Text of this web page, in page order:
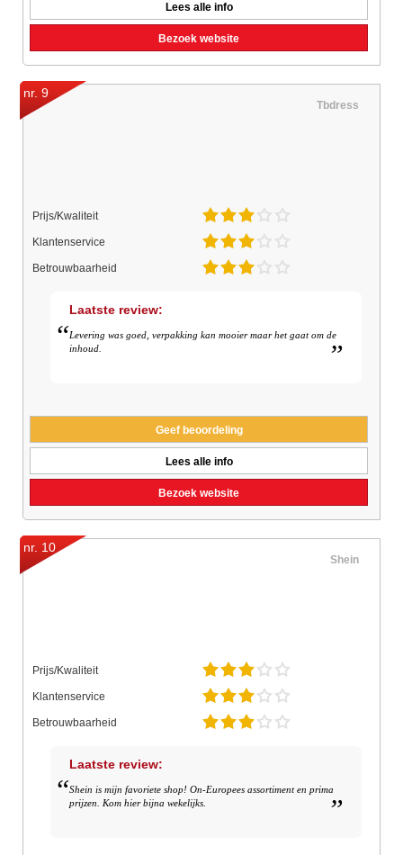
Lees alle info
Bezoek website
nr. 9
Tbdress
Prijs/Kwaliteit
Klantenservice
Betrouwbaarheid
Laatste review:
Levering was goed, verpakking kan mooier maar het gaat om de
inhoud.
Geef beoordeling
Lees alle info
Bezoek website
nr. 10
Shein
Prijs/Kwaliteit
Klantenservice
Betrouwbaarheid
Laatste review:
Shein is mijn favoriete shop! On-Europees assortiment en prima
prijzen. Kom hier bijna wekelijks.